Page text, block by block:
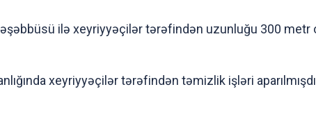
ilə xeyriyyəçilər tərəfindən uzunluğu 300
xeyriyyəçilər tərəfindən təmizlik işləri